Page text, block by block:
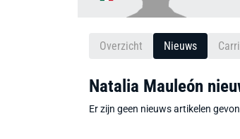
Overzicht Nieuws
Natalia Mauleón
Er zijn geen nieuws artikelen